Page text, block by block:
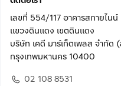
เลขที่ 554/117 อาคารสกายไน
แขวงดินแดง เขตดินแดง
บริษัท เคดี มาร์เก็ตเพลส จำกัด
กรุงเทพมหานคร 10400
02 108 8531